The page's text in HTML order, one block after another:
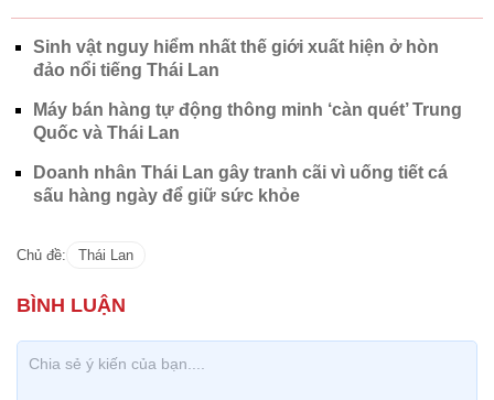
Sinh vật nguy hiểm nhất thế giới xuất hiện ở hòn
đảo nổi tiếng Thái Lan
Máy bán hàng tự động thông minh ‘càn quét’ Trung
Quốc và Thái Lan
Doanh nhân Thái Lan gây tranh cãi vì uống tiết cá
sấu hàng ngày để giữ sức khỏe
Chủ đề: Thái Lan